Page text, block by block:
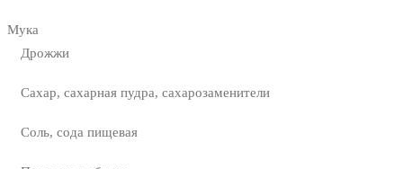
Мука
Дрожжи
Сахар, сахарная пудра, сахарозаменители
Соль, сода пищевая